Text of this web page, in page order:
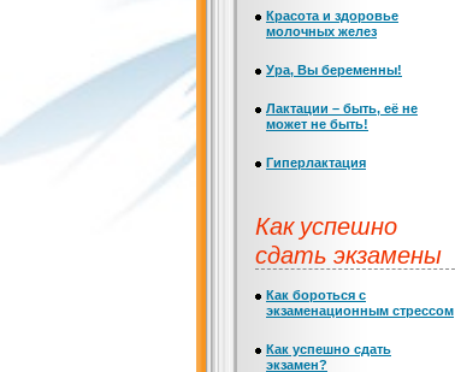
Красота и здоровье
молочных желез
Ура, Вы беременны!
Лактации – быть, её не
может не быть!
Гиперлактация
Как успешно
сдать экзамены
Как бороться с
экзаменационным стрессом
Как успешно сдать
экзамен?